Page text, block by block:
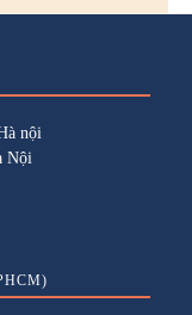
nội
Nội